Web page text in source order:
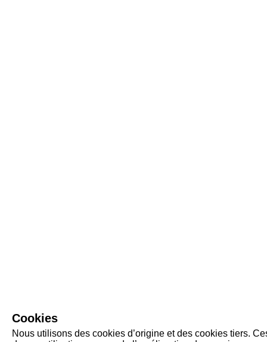
Cookies
Nous utilisons des cookies d’origine et des cookies tiers.